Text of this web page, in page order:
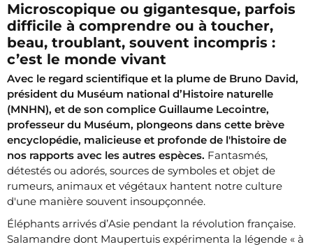
Microscopique ou gigantesque, parfois
difficile à comprendre ou à toucher,
beau, troublant, souvent incompris :
c’est le monde vivant
Avec le regard scientifique et la plume de Bruno David,
président du Muséum national d’Histoire naturelle
(MNHN), et de son complice Guillaume Lecointre,
professeur du Muséum, plongeons dans cette brève
encyclopédie, malicieuse et profonde de l'histoire de
nos rapports avec les autres espèces. Fantasmés,
détestés ou adorés, sources de symboles et objet de
rumeurs, animaux et végétaux hantent notre culture
d'une manière souvent insoupçonnée.
Éléphants arrivés d’Asie pendant la révolution française.
Salamandre dont Maupertuis expérimenta la légende « à